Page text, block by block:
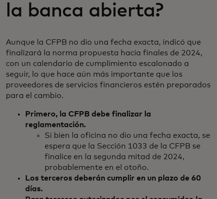
la banca abierta?
Aunque la CFPB no dio una fecha exacta, indicó que
finalizará la norma propuesta hacia finales de 2024,
con un calendario de cumplimiento escalonado a
seguir, lo que hace aún más importante que los
proveedores de servicios financieros estén preparados
para el cambio.
Primero, la CFPB debe finalizar la
reglamentación.
Si bien la oficina no dio una fecha exacta, se
espera que la Sección 1033 de la CFPB se
finalice en la segunda mitad de 2024,
probablemente en el otoño.
Los terceros deberán cumplir en un plazo de 60
días.